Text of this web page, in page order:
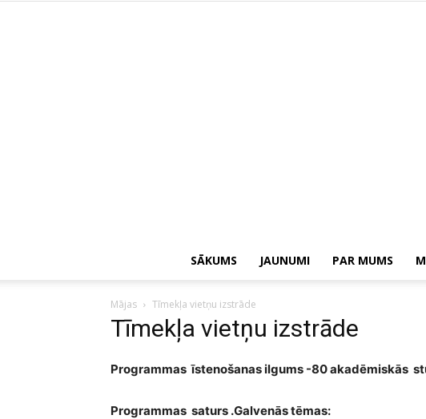
SĀKUMS JAUNUMI PAR MUMS
Mājas Tīmekļa vietņu izstrāde
Tīmekļa vietņu izstrāde
Programmas īstenošanas ilgums -80 akadēmiskās
Programmas saturs .Galvenās tēmas: